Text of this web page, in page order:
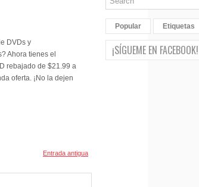
DVDs y
Ahora tienes el
rebajado de $21.99 a
oferta. ¡No la dejen
Entrada antigua
Popular Etiquetas
¡SÍGUEME EN FACEBOOK!